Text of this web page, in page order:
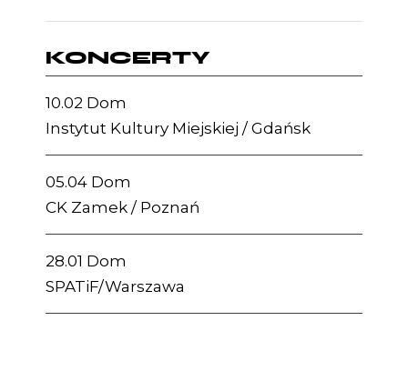
KONCERTY
10.02 Dom
Instytut Kultury Miejskiej / Gdańsk
05.04 Dom
CK Zamek / Poznań
28.01 Dom
SPATiF/Warszawa